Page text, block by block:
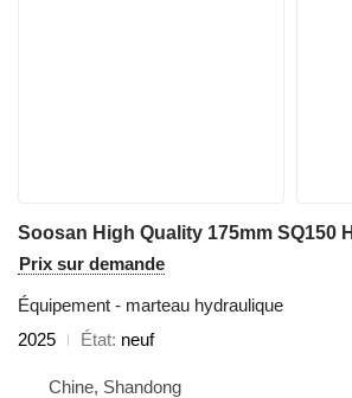
Prix sur demande
Équipement - marteau hydraulique
2025
État neuf
Chine, Shandong